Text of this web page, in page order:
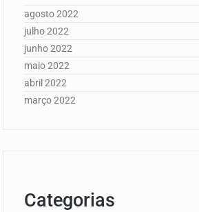
agosto 2022
julho 2022
junho 2022
maio 2022
abril 2022
março 2022
Categorias